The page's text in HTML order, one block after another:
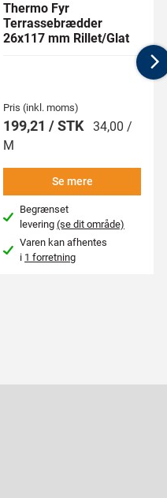
Thermo Fyr
Terrassebrædder
26x117 mm Rillet/Glat
Pris (inkl. moms)
199,21 / STK 34,00 /
M
Se mere
Begrænset
levering(se dit område)
Varen kan afhentes
i 1 forretning